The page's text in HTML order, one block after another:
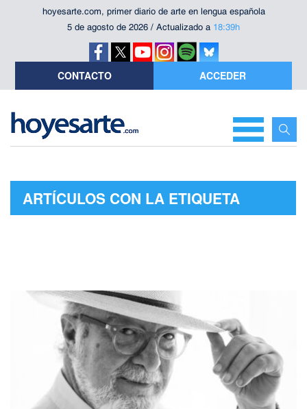
hoyesarte.com, primer diario de arte en lengua española
5 de agosto de 2026 / Actualizado a 18:39h
CONTACTO ACCEDER
ARTÍCULOS CON LA ETIQUETA